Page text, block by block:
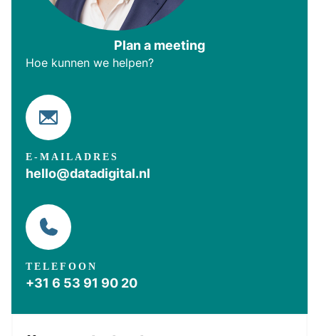
Plan a meeting
Hoe kunnen we helpen?
E-MAILADRES
hello@datadigital.nl
TELEFOON
+31 6 53 91 90 20